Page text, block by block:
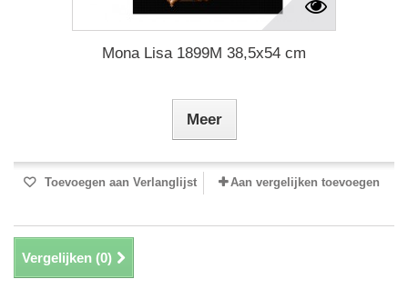
Mona Lisa 1899M 38,5x54 cm
Meer
Toevoegen aan Verlanglijst Aan vergelijken toevoegen
Vergelijken (0)